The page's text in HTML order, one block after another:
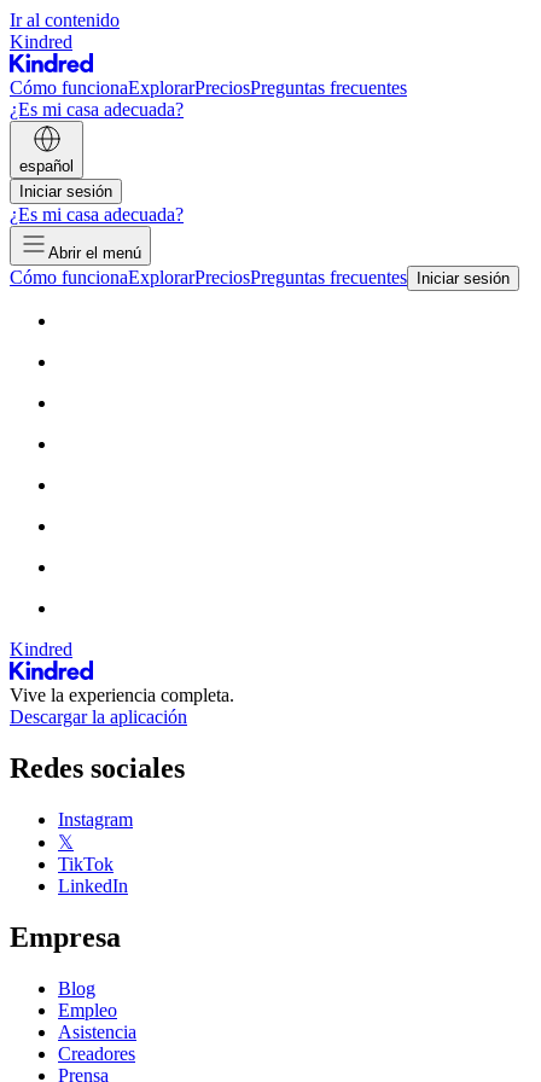
Ir al contenido
Kindred
Cómo funcionaExplorarPreciosPreguntas frecuentes
¿Es mi casa adecuada?
español
Iniciar sesión
¿Es mi casa adecuada?
Abrir el menú
Cómo funcionaExplorarPreciosPreguntas frecuentes Iniciar sesión
Kindred
Vive la experiencia completa.
Descargar la aplicación
Redes sociales
Instagram
𝕏
TikTok
LinkedIn
Empresa
Blog
Empleo
Asistencia
Creadores
Prensa